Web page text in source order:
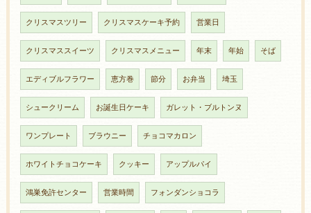
クリスマスツリー クリスマスケーキ予約 営業日
クリスマススイーツ クリスマスメニュー 年末 年始 そば
エディブルフラワー 恵方巻 節分 お弁当 埼玉
シュークリーム お誕生日ケーキ ガレット・ブルトンヌ
ワンプレート ブラウニー チョコマカロン
ホワイトチョコケーキ クッキー アップルパイ
鴻巣免許センター 営業時間 フォンダンショコラ